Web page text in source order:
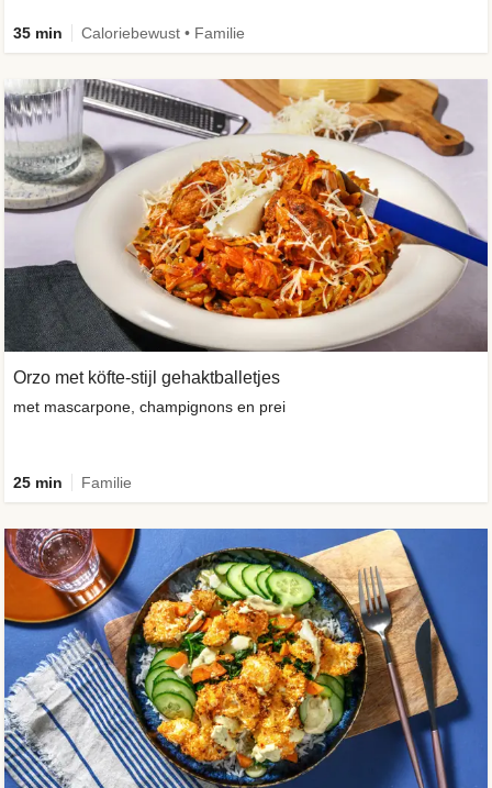
35 min Caloriebewust • Familie
Orzo met köfte-stijl gehaktballetjes
met mascarpone, champignons en prei
25 min Familie